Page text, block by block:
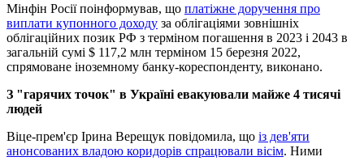
Мінфін Росії поінформував, що платіжне доручення про
виплати купонного доходу за облігаціями зовнішніх
облігаційних позик РФ з терміном погашення в 2023 і 2043 в
загальній сумі $ 117,2 млн терміном 15 березня 2022,
спрямоване іноземному банку-кореспонденту, виконано.
З "гарячих точок" в Україні евакуювали майже 4 тисячі
людей
Віце-прем'єр Ірина Верещук повідомила, що із дев'яти
анонсованих владою коридорів спрацювали вісім. Ними